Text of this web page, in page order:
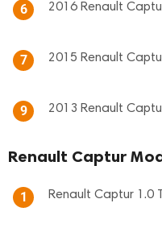
6 2016 Renault
7 2015 Renault
9 2013 Renault
Renault Captur
1 Renault Captur 1.0